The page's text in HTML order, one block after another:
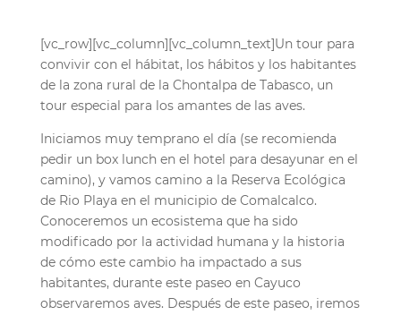
[vc_row][vc_column][vc_column_text]Un tour para
convivir con el hábitat, los hábitos y los habitantes
de la zona rural de la Chontalpa de Tabasco, un
tour especial para los amantes de las aves.
Iniciamos muy temprano el día (se recomienda
pedir un box lunch en el hotel para desayunar en el
camino), y vamos camino a la Reserva Ecológica
de Rio Playa en el municipio de Comalcalco.
Conoceremos un ecosistema que ha sido
modificado por la actividad humana y la historia
de cómo este cambio ha impactado a sus
habitantes, durante este paseo en Cayuco
observaremos aves. Después de este paseo, iremos